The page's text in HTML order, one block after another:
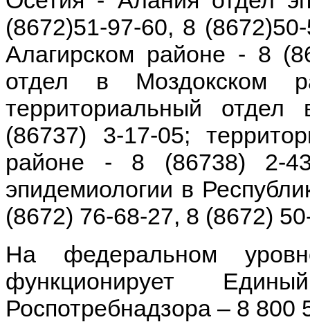
(8672)51-97-60, 8
Алагирском районе - 8
отдел в Моздокском
территориальный
(86737) 3-17-05;
районе - 8 (86738) 2-
эпидемиологии в
(8672) 76-68-27, 8 (8672)
На федеральном
функционирует
Роспотребнадзора – 8 800